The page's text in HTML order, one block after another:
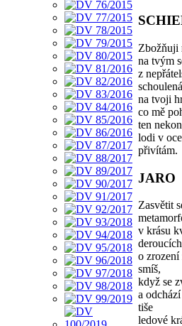
Zbožňuji
na tvým
z
na tvoji
co mě
ten
lodi v
přivítám.
JARO
Zasvětit
v krásu
o
smíš,
když se
a
tiše
ledové